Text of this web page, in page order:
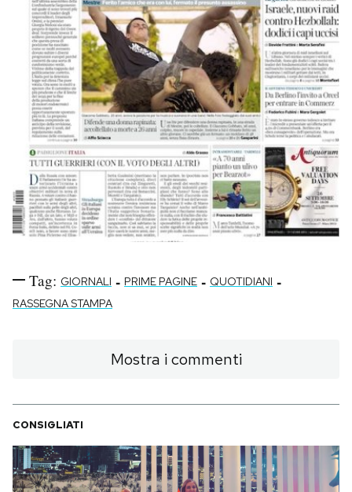
Tag: GIORNALI - PRIME PAGINE - QUOTIDIANI -
RASSEGNA STAMPA
Mostra i commenti
CONSIGLIATI